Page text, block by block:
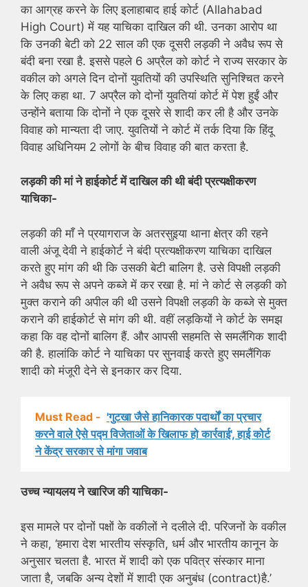
का आग्रह करने के लिए इलाहाबाद हाई कोर्ट (Allahabad
High Court) में यह याचिका दाखिल की थी. उनका आरोप था
कि उनकी बेटी को 22 साल की एक दूसरी लड़की ने अवैध रूप से
बंदी बना रखा है. इससे पहले 6 अप्रैल को कोर्ट ने राज्य सरकार के
वकील को अगले दिन दोनों युवतियों की उपस्थिति सुनिश्चित करने
के लिए कहा था. 7 अप्रैल को दोनों युवतियां कोर्ट में पेश हुईं और
उन्होंने बताया कि दोनों ने एक दूसरे से शादी कर ली है और उनके
विवाह को मान्यता दी जाए. युवतियों ने कोर्ट में तर्क दिया कि हिंदू
विवाह अधिनियम 2 लोगों के बीच विवाह की बात करता है.
लड़की की मां ने हाईकोर्ट में दाखिल की थी बंदी प्रत्यक्षीकरण
याचिका-
लड़की की माँ ने प्रयागराज के अतरसुइया थाना क्षेत्र की रहने
वाली अंजू देवी ने हाईकोर्ट ने बंदी प्रत्यक्षीकरण याचिका दाखिल
करते हुए मांग की थी कि उसकी बेटी बालिग है. उसे विपक्षी लड़की
ने अवैध रूप से अपने कब्जे में कर रखा है. मां ने कोर्ट से लड़की को
मुक्त कराने की अपील की थी उसने विपक्षी लड़की के कब्जे से मुक्त
कराने की हाईकोर्ट से मांग की थी. वहीं लड़कियों ने कोर्ट के समझ
कहा कि वह दोनों बालिग हैं. और आपसी सहमति से समलैंगिक शादी
की है. हालांकि कोर्ट ने याचिका पर सुनवाई करते हुए समलैंगिक
शादी को मंजूरी देने से इनकार कर दिया.
Must Read - 'गुटखा जैसे हानिकारक पदार्थों का प्रचार
करने वाले ऐसे पद्म विजेताओं के खिलाफ हो कार्रवाई', हाई कोर्ट
ने केंद्र सरकार से मांगा जवाब
उच्च न्यायलय ने खारिज की याचिका-
इस मामले पर दोनों पक्षों के वकीलों ने दलीले दी. परिजनों के वकील
ने कहा, ‘हमारा देश भारतीय संस्कृति, धर्म और भारतीय कानून के
अनुसार चलता है. भारत में शादी को एक पवित्र संस्कार माना
जाता है, जबकि अन्य देशों में शादी एक अनुबंध (contract)है.’